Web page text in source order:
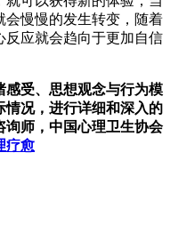
会慢慢的发生转变，随着
反应就会趋向于更加自信
感受、思想观念与行为模
情况，进行详细和深入的
询师，中国心理卫生协会
疗愈